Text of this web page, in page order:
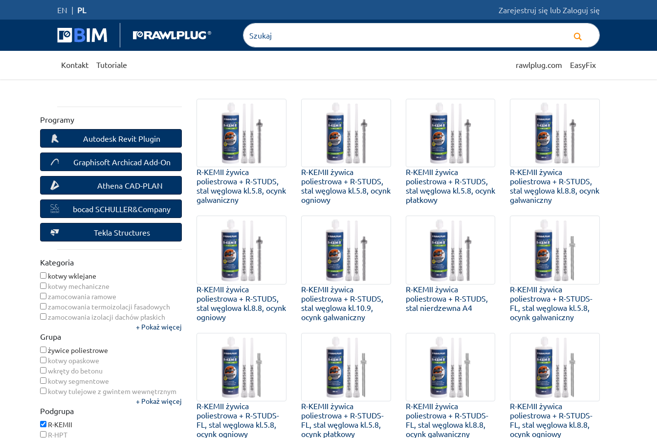
EN | PL Zarejestruj się lub Zaloguj się
Kontakt Tutoriale rawlplug.com EasyFix
Programy
Autodesk Revit Plugin
Graphisoft Archicad Add-On
Athena CAD-PLAN
bocad SCHULLER&Company
Tekla Structures
Kategoria
kotwy wklejane
kotwy mechaniczne
zamocowania ramowe
zamocowania termoizolacji fasadowych
zamocowania izolacji dachów płaskich
zamocowania do płyt warstwowych
Pokaż więcej
Grupa
żywice poliestrowe
kotwy opaskowe
wkręty do betonu
kotwy segmentowe
kotwy tulejowe z gwintem wewnętrznym
żywice hybrydowe
żywice epoksydowe
żywice winyloestrowe
Pokaż więcej
Podgrupa
R-KEMII
R-HPT
R-KEMII żywica
poliestrowa + R-STUDS,
stal węglowa kl.5.8, ocynk
galwaniczny
R-KEMII żywica
poliestrowa + R-STUDS,
stal węglowa kl.5.8, ocynk
ogniowy
R-KEMII żywica
poliestrowa + R-STUDS,
stal węglowa kl.5.8, ocynk
płatkowy
R-KEMII żywica
poliestrowa + R-STUDS,
stal węglowa kl.8.8, ocynk
galwaniczny
R-KEMII żywica
poliestrowa + R-STUDS,
stal węglowa kl.8.8, ocynk
ogniowy
R-KEMII żywica
poliestrowa + R-STUDS,
stal węglowa kl.10.9,
ocynk galwaniczny
R-KEMII żywica
poliestrowa + R-STUDS,
stal nierdzewna A4
R-KEMII żywica
poliestrowa + R-STUDS-
FL, stal węglowa kl.5.8,
ocynk galwaniczny
R-KEMII żywica
poliestrowa + R-STUDS-
FL, stal węglowa kl.5.8,
ocynk ogniowy
R-KEMII żywica
poliestrowa + R-STUDS-
FL, stal węglowa kl.5.8,
ocynk płatkowy
R-KEMII żywica
poliestrowa + R-STUDS-
FL, stal węglowa kl.8.8,
ocynk galwaniczny
R-KEMII żywica
poliestrowa + R-STUDS-
FL, stal węglowa kl.8.8,
ocynk ogniowy